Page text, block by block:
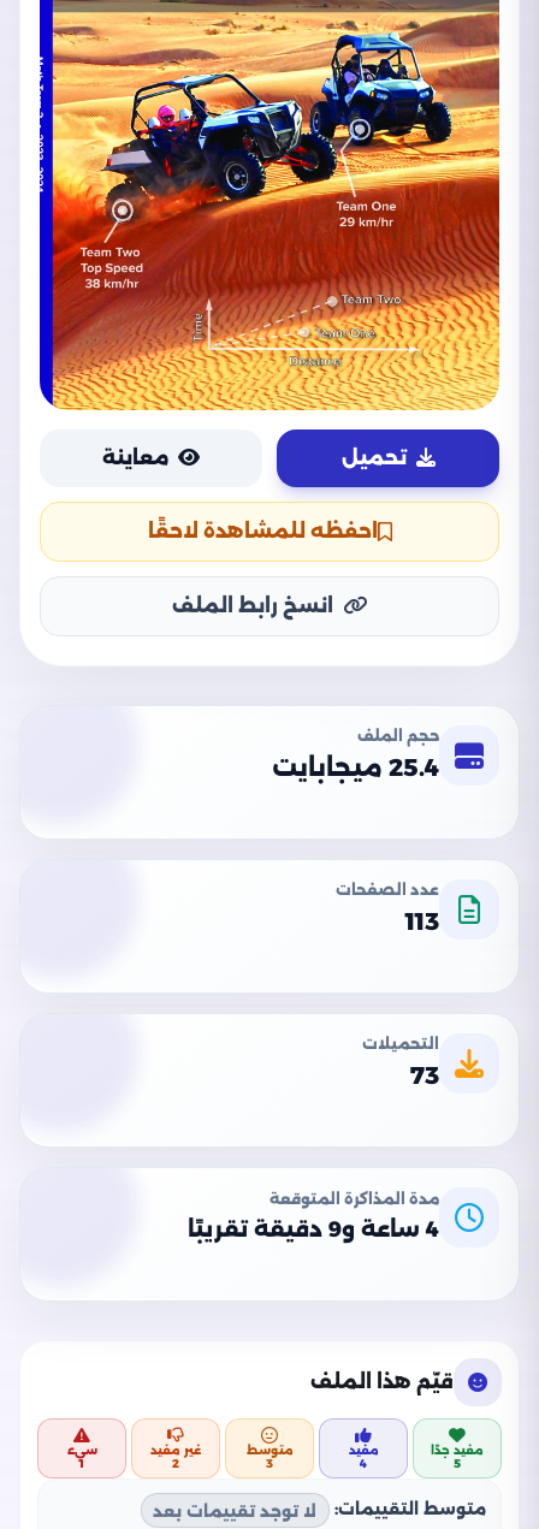
تحميل معاينة
احفظه للمشاهدة لاحقًا
انسخ رابط الملف
حجم الملف
25.4 ميجابايت
عدد الصفحات
113
التحميلات
73
مدة المذاكرة المتوقعة
4 ساعة و9 دقيقة تقريبًا
قيّم هذا الملف
مفيد جدًا
5
مفيد
4
متوسط
3
غير مفيد
2
سيء
1
متوسط التقييمات:
لا توجد تقييمات بعد